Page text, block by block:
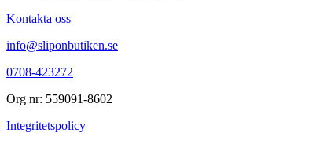
Kontakta oss
info@sliponbutiken.se
0708-423272
Org nr: 559091-8602
Integritetspolicy